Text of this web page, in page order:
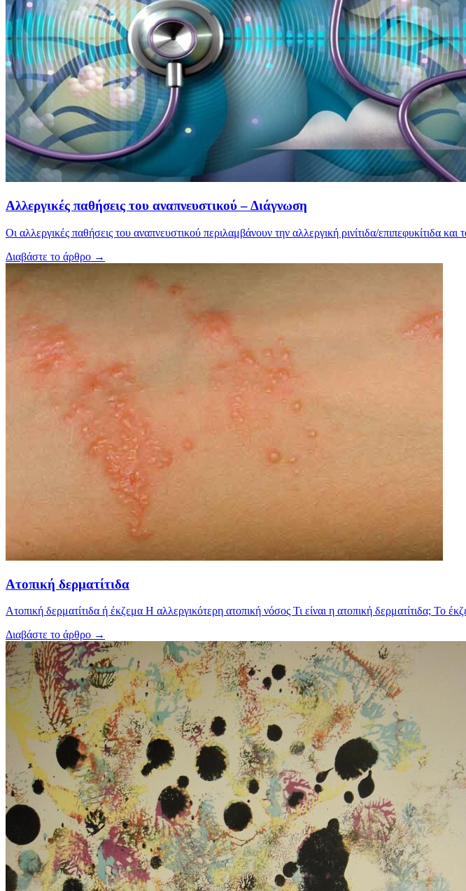
Αλλεργικές παθήσεις του αναπνευστικού – Διάγνωση
Οι αλλεργικές παθήσεις του αναπνευστικού περιλαμβάνουν την αλλεργική ρινίτιδα/επιπεφυκίτιδα και
Διαβάστε το άρθρο →
Ατοπική δερματίτιδα
Ατοπική δερματίτιδα ή έκζεμα Η αλλεργικότερη ατοπική νόσος Τι είναι η ατοπική δερματίτιδα; Το
Διαβάστε το άρθρο →